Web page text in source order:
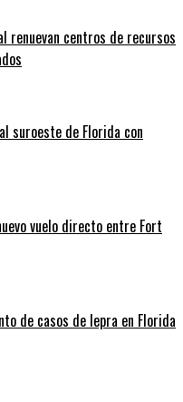
renuevan centros de recursos
suroeste de Florida con
vuelo directo entre Fort
de casos de lepra en Florida